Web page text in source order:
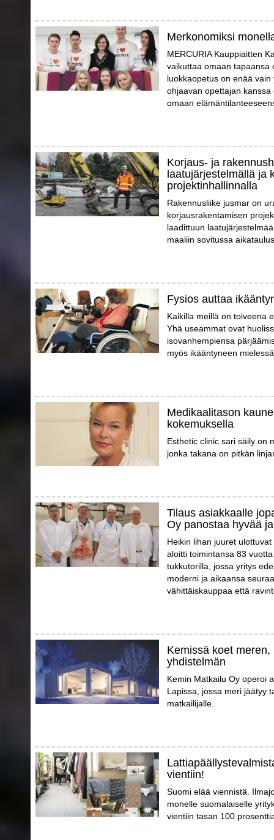
Merkonomiksi
MERCURIA Kauppiaitten
vaikuttaa omaan tapaansa
luokkaopetus on enää
ohjaavan opettajan
omaan
Korjaus- ja
laatujärjestelmällä ja
projektinhallinnalla
Rakennusliike jusmar on
korjausrakentamisen
laadittuun
maaliin sovitussa
Fysios auttaa
Kaikilla meillä on toiveena
Yhä useammat ovat
isovanhempiensa
myös ikääntyneen
Medikaalitason
kokemuksella
Esthetic clinic sari säily on
jonka takana on pitkän
Tilaus asiakkaalle
Oy panostaa hyvää
Heikin lihan juuret
aloitti toimintansa 83
tukkutorilla, jossa yritys
moderni ja aikaansa
vähittäiskauppaa että
Kemissä koet
yhdistelmän
Kemin Matkailu Oy operoi
Lapissa, jossa meri jäätyy
matkailijalle.
vientiin!
Suomi elää viennistä.
monelle suomalaiselle
vientiin tasan 100